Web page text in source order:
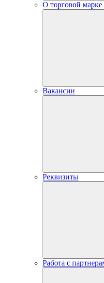
О торговой
Вакансии
Реквизиты
Работа с